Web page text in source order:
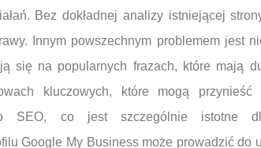
Bez dokładnej analizy istniejącej
Innym powszechnym problemem jest
się na popularnych frazach, które mają
kluczowych, które mogą
SEO, co jest szczególnie istotne
Google My Business może prowadzić do